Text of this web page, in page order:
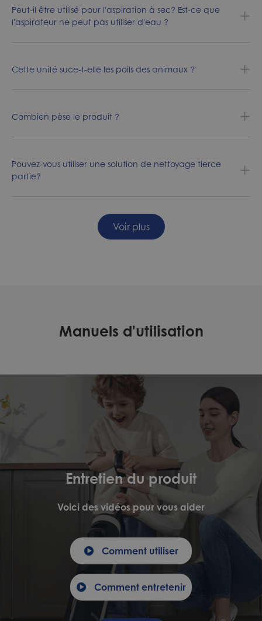
Peut-il être utilisé pour l'aspiration à sec? Est-ce que
l'aspirateur ne peut pas utiliser d'eau ?
Cette unité suce-t-elle les poils des animaux ?
Combien pèse le produit ?
Pouvez-vous utiliser une solution de nettoyage tierce
partie?
Voir plus
Manuels d'utilisation
Entretien du produit
Voici des vidéos pour vous aider
Comment utiliser
Comment entretenir